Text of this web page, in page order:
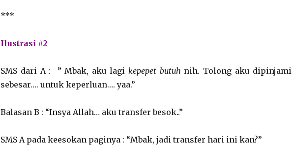
***
Ilustrasi #2
SMS dari A : ” Mbak, aku lagikepepet butuh nih. Tolong aku dipinjami
sebesar…. untuk keperluan…. yaa.”
Balasan B : “Insya Allah… aku transfer besok..”
SMS A pada keesokan paginya : “Mbak, jadi transfer hari ini kan?”